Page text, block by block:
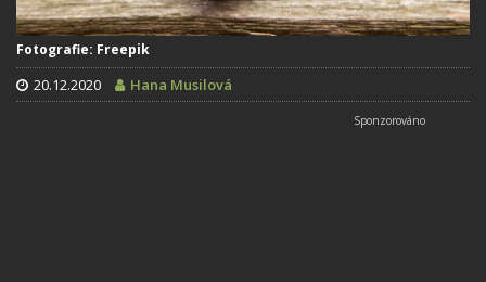
Fotografie: Freepik
20.12.2020 Hana Musilová